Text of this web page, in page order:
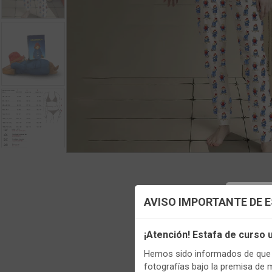
AVISO IMPORTANTE DE
¡Atención! Estafa de curso
Hemos sido informados de
fotografías bajo la premisa de